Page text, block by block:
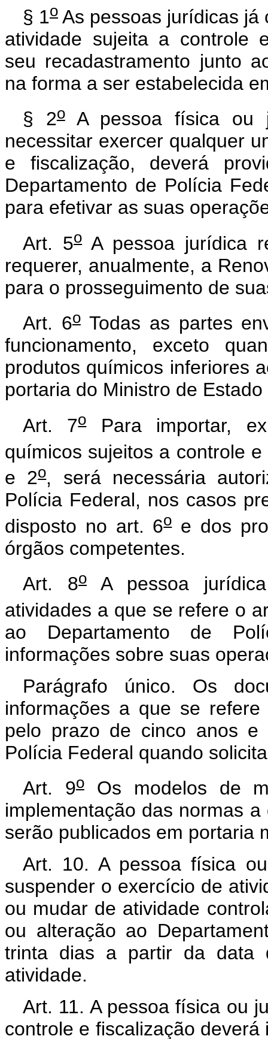
§ 1o As pessoas jurídicas já
atividade sujeita a controle
seu recadastramento junto
na forma a ser estabelecida
§ 2oA pessoa física ou
necessitar exercer qualquer
e fiscalização, deverá
Departamento de Polícia
para efetivar as suas
Art. 5oA pessoa jurídica
requerer, anualmente, a
para o prosseguimento de
Art. 6oTodas as partes
funcionamento, exceto
produtos químicos inferiores
portaria do Ministro de
Art. 7oPara importar,
químicos sujeitos a controle
e 2o, será necessária
Polícia Federal, nos casos
disposto no art. 6oe dos
órgãos competentes.
Art. 8oA pessoa
atividades a que se refere o
ao Departamento de
informações sobre suas
Parágrafo único. Os
informações a que se
pelo prazo de cinco anos e
Polícia Federal quando
Art. 9oOs modelos de
implementação das normas
serão publicados em portaria
Art. 10. A pessoa física
suspender o exercício de
ou mudar de atividade
ou alteração ao
trinta dias a partir da data
atividade.
Art. 11. A pessoa física ou
controle e fiscalização